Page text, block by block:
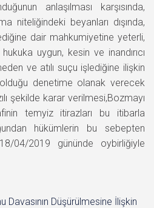
anlaşılması karşısında,
niteliğindeki beyanları dışında,
dair mahkumiyetine yeterli,
uygun, kesin ve inandırıcı
ve atılı suçu işlediğine ilişkin
denetime olanak verecek
şekilde karar verilmesi,Bozmayı
temyiz itirazları bu itibarla
hükümlerin bu sebepten
04/2019 gününde oybirliğiyle
Düşürülmesine İlişkin